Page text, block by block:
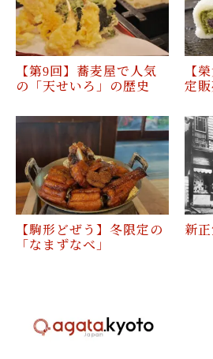
【第9回】蕎麦屋で人気
の「天せいろ」の歴史
【
定販
【駒形どぜう】冬限定の
「なまずなべ」
新正